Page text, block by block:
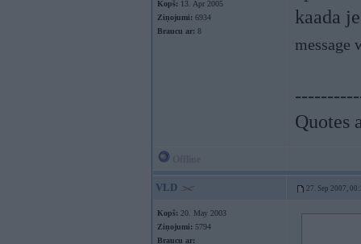
Kopš: 13. Apr 2005
Ziņojumi: 6934
Braucu ar: 8
kaada
message
Quotes
VLD 27. Sep 2007,
Kopš: 20. May 2003
Ziņojumi: 5794
Braucu ar: